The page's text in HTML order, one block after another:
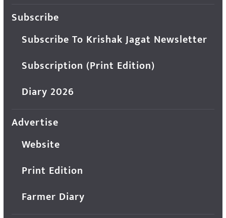
Subscribe
Subscribe To Krishak Jagat Newsletter
Subscription (Print Edition)
Diary 2026
Advertise
Website
Print Edition
Farmer Diary